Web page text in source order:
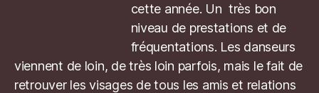
cette année. Un très bon
niveau de prestations et de
fréquentations. Les danseurs
viennent de loin, de très loin parfois, mais le fait de
retrouver les visages de tous les amis et relations